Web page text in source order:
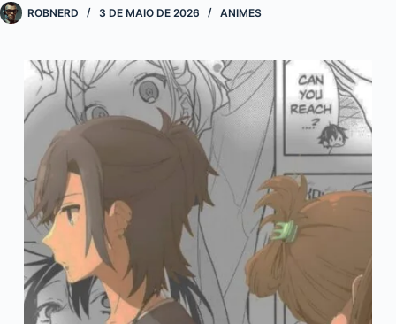
ROBNERD 3 DE MAIO DE 2026 ANIMES